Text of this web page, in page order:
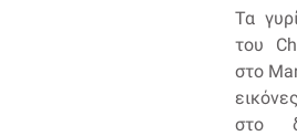
Τα
του
στο
στο